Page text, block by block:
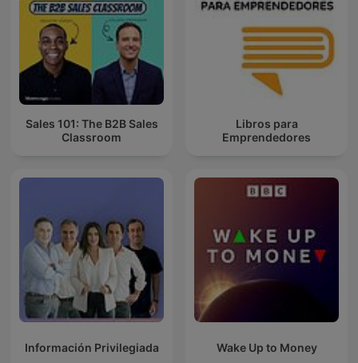
Libros para
Emprendedores
Sales 101: The B2B Sales
Classroom
Wake Up to Money
Información Privilegiada